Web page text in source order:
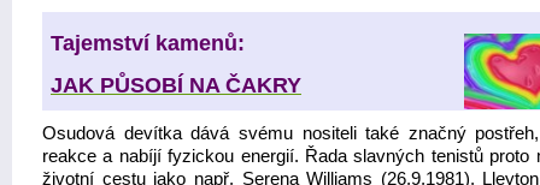
Tajemství kamenů:
JAK PŮSOBÍ NA ČAKRY
Osudová devítka dává svému nositeli také značný
reakce a nabíjí fyzickou energií. Řada slavných tenistů proto
životní cestu jako např. Serena Williams (26.9.1981),